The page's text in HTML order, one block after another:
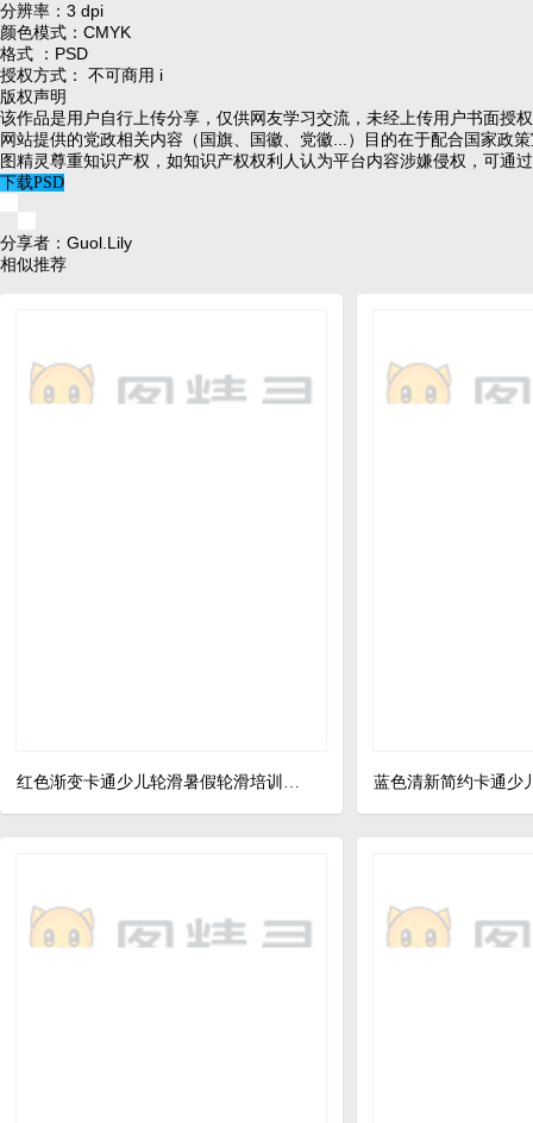
分辨率：3 dpi
颜色模式：CMYK
格式 ：PSD
授权方式： 不可商用 i
版权声明
该作品是用户自行上传分享，仅供网友学习交流，未经上传用户书面授
网站提供的党政相关内容（国旗、国徽、党徽...）目的在于配合国家政
图精灵尊重知识产权，如知识产权权利人认为平台内容涉嫌侵权，可通
下载PSD
分享者：Guol.Lily
相似推荐
红色渐变卡通少儿轮滑暑假轮滑培训招生宣传单